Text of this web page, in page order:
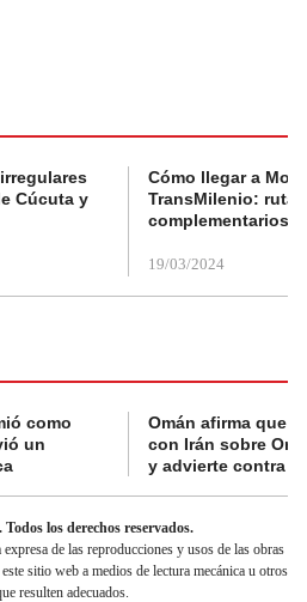
Cúcuta y
Cómo llegar a
TransMilenio:
complementarios
19/03/2024
como
un
Omán afirma que
con Irán sobre
y advierte contra
los derechos reservados.
de las reproducciones y usos de las obras
sitio web a medios de lectura mecánica u otros
resulten adecuados.